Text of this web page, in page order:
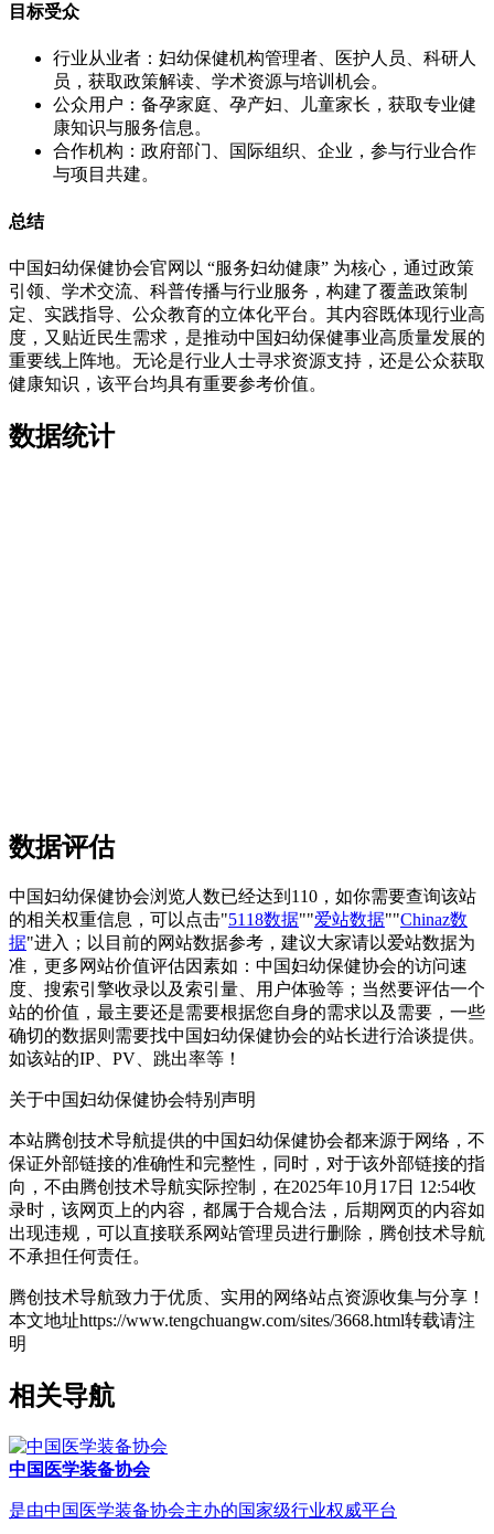
目标受众
行业从业者：妇幼保健机构管理者、医护人员、科研人
员，获取政策解读、学术资源与培训机会。
公众用户：备孕家庭、孕产妇、儿童家长，获取专业健
康知识与服务信息。
合作机构：政府部门、国际组织、企业，参与行业合作
与项目共建。
总结
中国妇幼保健协会官网以 “服务妇幼健康” 为核心，通过政策
引领、学术交流、科普传播与行业服务，构建了覆盖政策制
定、实践指导、公众教育的立体化平台。其内容既体现行业高
度，又贴近民生需求，是推动中国妇幼保健事业高质量发展的
重要线上阵地。无论是行业人士寻求资源支持，还是公众获取
健康知识，该平台均具有重要参考价值。
数据统计
数据评估
中国妇幼保健协会浏览人数已经达到110，如你需要查询该站
的相关权重信息，可以点击"5118数据""爱站数据""Chinaz数
据"进入；以目前的网站数据参考，建议大家请以爱站数据为
准，更多网站价值评估因素如：中国妇幼保健协会的访问速
度、搜索引擎收录以及索引量、用户体验等；当然要评估一个
站的价值，最主要还是需要根据您自身的需求以及需要，一些
确切的数据则需要找中国妇幼保健协会的站长进行洽谈提供。
如该站的IP、PV、跳出率等！
关于中国妇幼保健协会特别声明
本站腾创技术导航提供的中国妇幼保健协会都来源于网络，不
保证外部链接的准确性和完整性，同时，对于该外部链接的指
向，不由腾创技术导航实际控制，在2025年10月17日 12:54收
录时，该网页上的内容，都属于合规合法，后期网页的内容如
出现违规，可以直接联系网站管理员进行删除，腾创技术导航
不承担任何责任。
腾创技术导航致力于优质、实用的网络站点资源收集与分享！
本文地址https://www.tengchuangw.com/sites/3668.html转载请注
明
相关导航
中国医学装备协会
是由中国医学装备协会主办的国家级行业权威平台